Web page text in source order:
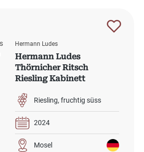
Hermann Ludes
Hermann Ludes
Thörnicher Ritsch
Riesling Kabinett
Riesling fruchtig süss
2024
Mosel